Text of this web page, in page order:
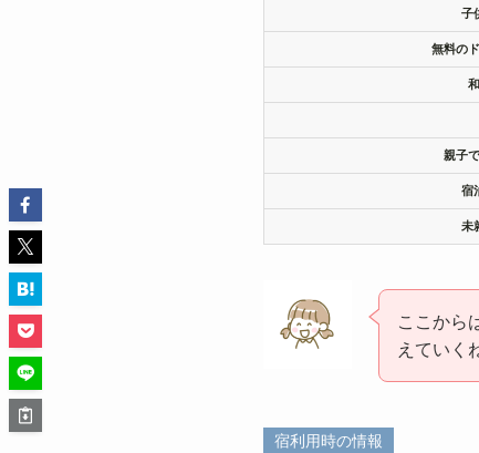
子
無料の
親子
宿
未
ここから
えていく
宿利用時の情報